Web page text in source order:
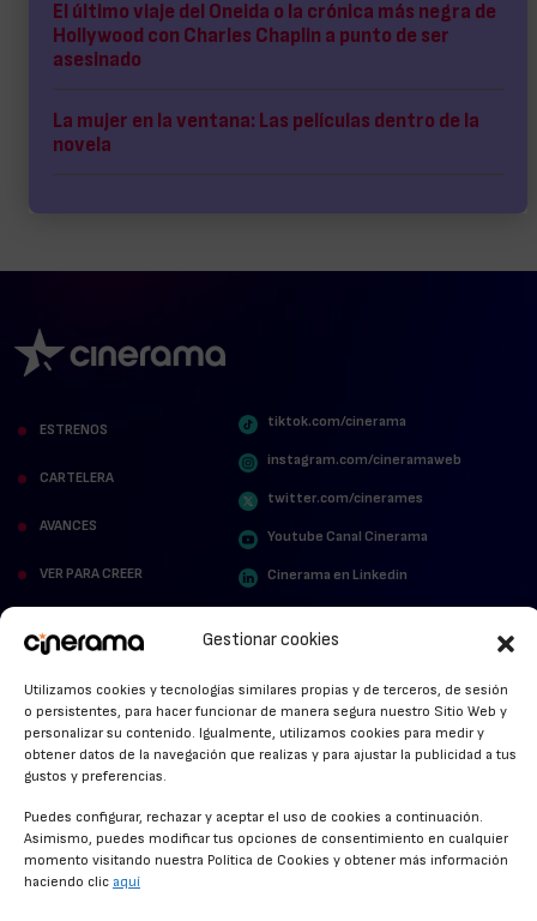
Gestionar cookies
Utilizamos cookies y tecnologías similares propias y de terceros, de sesión
o persistentes, para hacer funcionar de manera segura nuestro Sitio Web y
personalizar su contenido. Igualmente, utilizamos cookies para medir y
obtener datos de la navegación que realizas y para ajustar la publicidad a tus
gustos y preferencias.
Puedes configurar, rechazar y aceptar el uso de cookies a continuación.
Asimismo, puedes modificar tus opciones de consentimiento en cualquier
momento visitando nuestra Política de Cookies y obtener más información
haciendo clic aquí
El último viaje del Oneida o la crónica más negra de
Hollywood con Charles Chaplin a punto de ser
asesinado
La mujer en la ventana: Las películas dentro de la
novela
ESTRENOS
CARTELERA
AVANCES
VER PARA CREER
ALFOMBRA ROJA
tiktok.com/cinerama
instagram.com/cineramaweb
twitter.com/cinerames
Youtube Canal Cinerama
Cinerama en Linkedin
CONDICIONES GENERALES